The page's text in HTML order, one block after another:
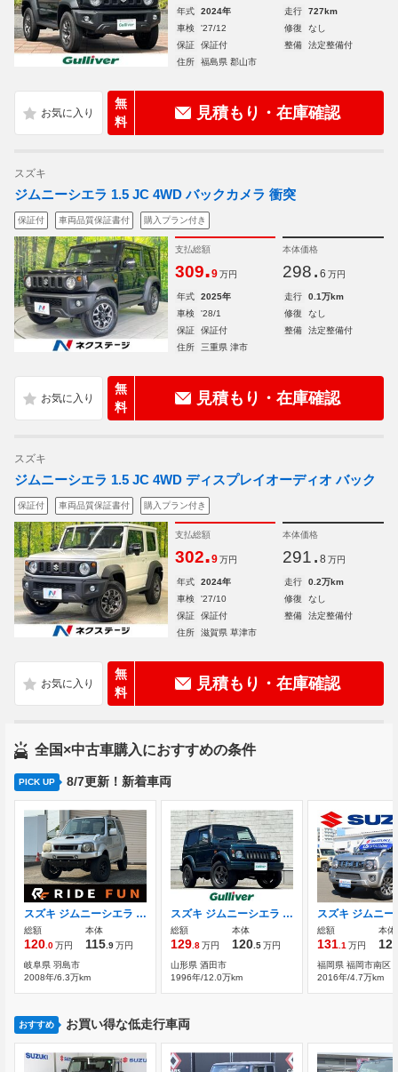
年式 2024年 走行
727km
車検
'27/12 修復
なし
保証
保証付 整備
法定整備付
住所
福島県 郡山市
無
料
見積もり・在庫確認
スズキ
ジムニーシエラ 1.5 JC 4WD バックカメラ 衝突
保証付 車両品質保証書付 購入プラン付き
支払総額
309.9 万円
本体価格
298. 6 万円
年式 2025年 走行
0.1万km
車検
'28/1 修復
なし
保証
保証付 整備
法定整備付
住所
三重県 津市
無
料
見積もり・在庫確認
スズキ
ジムニーシエラ 1.5 JC 4WD ディスプレイオーディオ バック
保証付 車両品質保証書付 購入プラン付き
支払総額
302.9 万円
本体価格
291. 8 万円
年式 2024年 走行
0.2万km
車検
'27/10 修復
なし
保証
保証付 整備
法定整備付
住所
滋賀県 草津市
無
料
見積もり・在庫確認
全国×中古車購入におすすめの条件
PICK UP 8/7更新！新着車両
スズキ ジムニーシエラ 1.3 4WD 社外ナビ.リフトアップ 社外マフラー キー
総額
120 .0万円
本体
115 .9万円
岐阜県 羽島市
2008年/6.3万km
スズキ ジムニーシエラ 1.3 4WD パートタイム4WD トランスファーレバー
総額
129 .8万円
本体
120 .5万円
山形県 酒田市
1996年/12.0万km
総額
131 .1 万円
本体
福岡県 福岡市南区
2016年/4.7万km
おすすめ お買い得な低走行車両